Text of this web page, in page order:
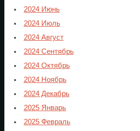
2024 Июнь
2024 Июль
2024 Август
2024 Сентябрь
2024 Октябрь
2024 Ноябрь
2024 Декабрь
2025 Январь
2025 Февраль